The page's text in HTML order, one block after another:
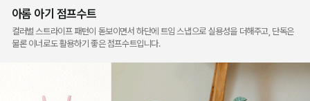
아롬 아기 점프수트
컬러별 스트라이프 패턴이 돋보이면서 하단에 트임 스냅으로 실용성을 더해주고, 단독은
물론 이너로도 활용하기 좋은 점프수트입니다.